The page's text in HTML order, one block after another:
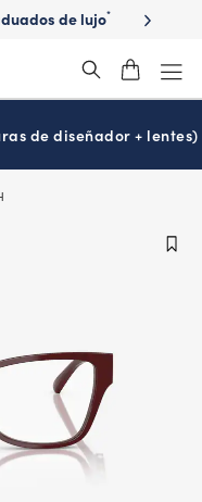
de lujo*
de diseñador + lentes)